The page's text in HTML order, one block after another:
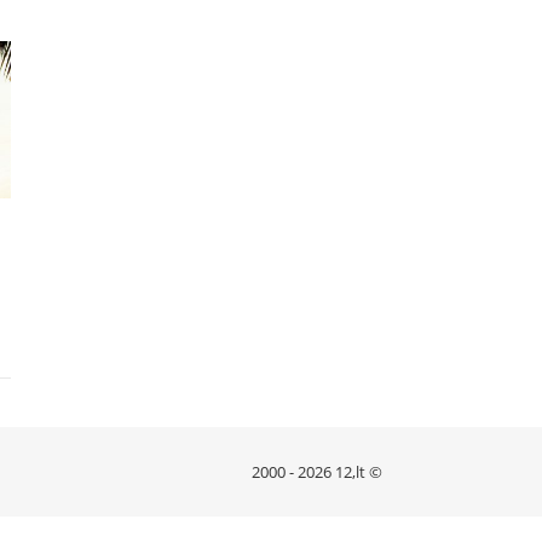
2000 - 2026 12,lt ©